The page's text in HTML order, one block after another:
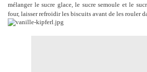
mélanger le sucre glace, le sucre semoule et le
four, laisser refroidir les biscuits avant de les rouler